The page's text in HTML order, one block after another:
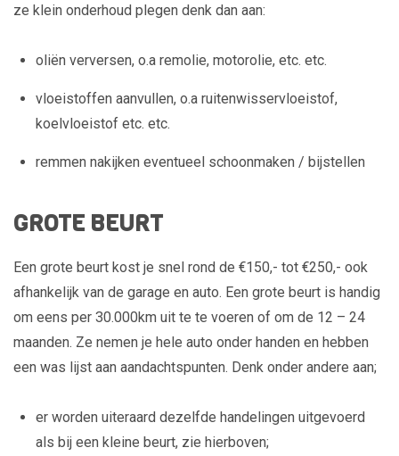
ze klein onderhoud plegen denk dan aan:
oliën verversen, o.a remolie, motorolie, etc. etc.
vloeistoffen aanvullen, o.a ruitenwisservloeistof,
koelvloeistof etc. etc.
remmen nakijken eventueel schoonmaken / bijstellen
GROTE BEURT
Een grote beurt kost je snel rond de €150,- tot €250,- ook
afhankelijk van de garage en auto. Een grote beurt is handig
om eens per 30.000km uit te te voeren of om de 12 – 24
maanden. Ze nemen je hele auto onder handen en hebben
een was lijst aan aandachtspunten. Denk onder andere aan;
er worden uiteraard dezelfde handelingen uitgevoerd
als bij een kleine beurt, zie hierboven;